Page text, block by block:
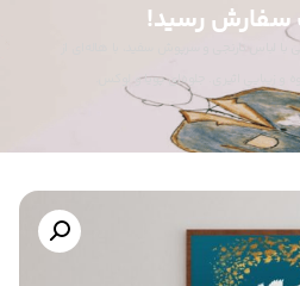
سفارش رسید!
با لباس نارنجی و سرپوش سفید، با هاله‌ای از
زیبایی اثیری. جلوه‌ای پویا و لوکس.